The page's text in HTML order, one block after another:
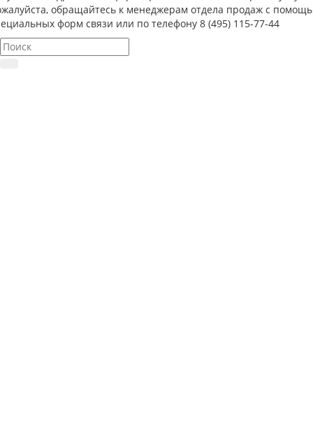
обращайтесь к менеджерам отдела продаж с
форм связи или по телефону 8 (495) 115-77-44